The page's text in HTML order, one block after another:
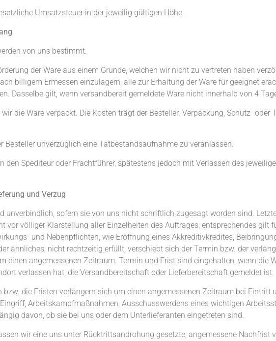
Umsatzsteuer in der jeweilig gültigen Höhe.
von uns bestimmt.
der Ware aus einem Grunde, welchen wir nicht zu vertreten haben
billigem Ermessen einzulagern, alle zur Erhaltung der Ware für geeignet
Dasselbe gilt, wenn versandbereit gemeldete Ware nicht innerhalb von 4
die Ware verpackt. Die Kosten trägt der Besteller. Verpackung, Schutz-
Besteller unverzüglich eine Tatbestandsaufnahme zu veranlassen.
den Spediteur oder Frachtführer, spätestens jedoch mit Verlassen des
und Verzug
unverbindlich, sofern sie von uns nicht schriftlich zugesagt worden sind.
vor völliger Klarstellung aller Einzelheiten des Auftrages; entsprechendes gilt
und Nebenpflichten, wie Eröffnung eines Akkreditivkredites,
ähnliches, nicht rechtzeitig erfüllt, verschiebt sich der Termin bzw. der
einen angemessenen Zeitraum. Termin und Frist sind eingehalten, wenn die
verlassen hat, die Versandbereitschaft oder Lieferbereitschaft gemeldet ist.
bzw. die Fristen verlängern sich um einen angemessenen Zeitraum bei Eintritt
Arbeitskampfmaßnahmen, Ausschusswerdens eines wichtigen
davon, ob sie bei uns oder dem Unterlieferanten eingetreten sind.
wir eine uns unter Rücktrittsandrohung gesetzte, angemessene Nachfrist